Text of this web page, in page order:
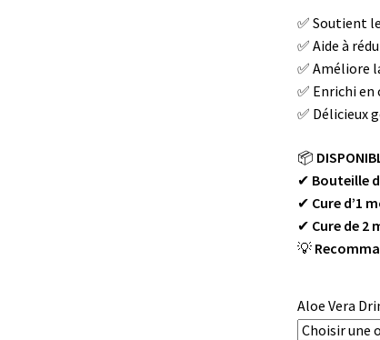
✅ Soutient
✅ Aide à
✅ Améliore
✅ Enrichi
✅ Délicieux
📦
✔ Bouteille
✔ Cure d’1
✔ Cure de 2
💡
Aloe Vera